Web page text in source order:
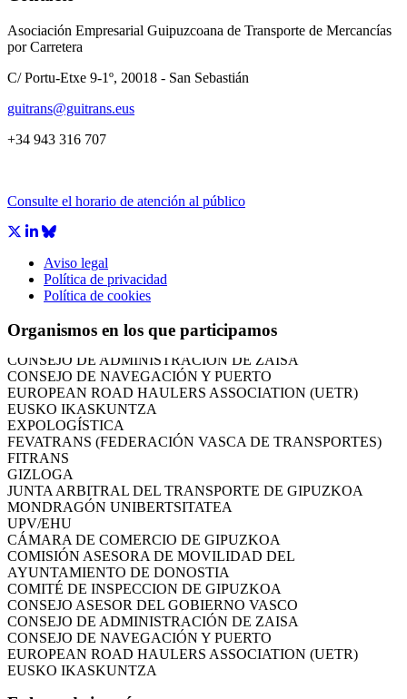
Asociación Empresarial Guipuzcoana de Transporte de Mercancías
por Carretera
C/ Portu-Etxe 9-1º, 20018 - San Sebastián
guitrans@guitrans.eus
+34 943 316 707
Consulte el horario de atención al público
Aviso legal
Política de privacidad
Política de cookies
Organismos en los que participamos
CÁMARA DE COMERCIO DE GIPUZKOA
COMISIÓN ASESORA DE MOVILIDAD DEL
AYUNTAMIENTO DE DONOSTIA
COMITÉ DE INSPECCION DE GIPUZKOA
CONSEJO ASESOR DEL GOBIERNO VASCO
CONSEJO DE ADMINISTRACIÓN DE ZAISA
CONSEJO DE NAVEGACIÓN Y PUERTO
EUROPEAN ROAD HAULERS ASSOCIATION (UETR)
EUSKO IKASKUNTZA
EXPOLOGÍSTICA
FEVATRANS (FEDERACIÓN VASCA DE TRANSPORTES)
FITRANS
GIZLOGA
JUNTA ARBITRAL DEL TRANSPORTE DE GIPUZKOA
MONDRAGÓN UNIBERTSITATEA
UPV/EHU
CÁMARA DE COMERCIO DE GIPUZKOA
COMISIÓN ASESORA DE MOVILIDAD DEL
AYUNTAMIENTO DE DONOSTIA
COMITÉ DE INSPECCION DE GIPUZKOA
CONSEJO ASESOR DEL GOBIERNO VASCO
CONSEJO DE ADMINISTRACIÓN DE ZAISA
CONSEJO DE NAVEGACIÓN Y PUERTO
EUROPEAN ROAD HAULERS ASSOCIATION (UETR)
EUSKO IKASKUNTZA